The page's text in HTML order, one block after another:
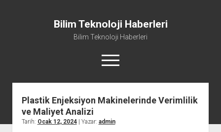
Bilim Teknoloji Haberleri
Bilim Teknoloji Haberleri
menüyü
aç
Liste
Sayfa Listesi
Plastik Enjeksiyon Makinelerinde Verimlilik
ve Maliyet Analizi
Tarih: Ocak 12, 2024| Yazar: admin